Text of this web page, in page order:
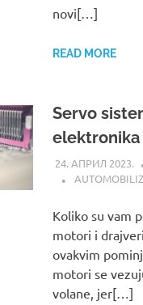
novi[…]
READ MORE
Servo
elektronika
24. АПРИЛ 2023.
Koliko su vam
motori i
ovakvim
motori se
volane, jer[…]